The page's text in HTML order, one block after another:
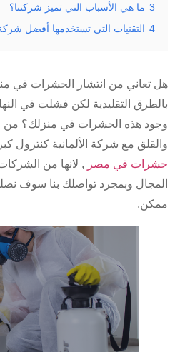
ما هي الأسباب التي تميز شركتنا؟
التقنيات التي تستخدمها أفضل شركة
من انتشار الحشرات في
التقليدية لكن فشلت في
هذه الحشرات في منزلك؟ من الان
مع شركة الألمانية كنترول كبري
في مصر, لانها من الشركات
وبمجرد تواصلك بنا سوف نصلك